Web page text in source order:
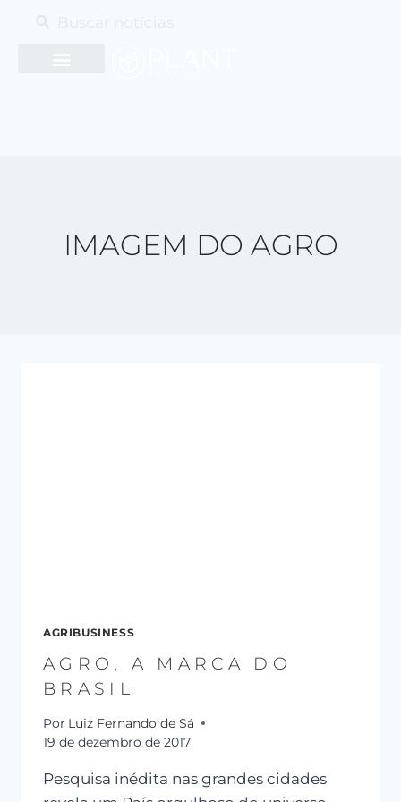
IMAGEM DO AGRO
AGRIBUSINESS
AGRO, A MARCA DO
BRASIL
Por Luiz Fernando de Sá
19 de dezembro de 2017
Pesquisa inédita nas grandes cidades